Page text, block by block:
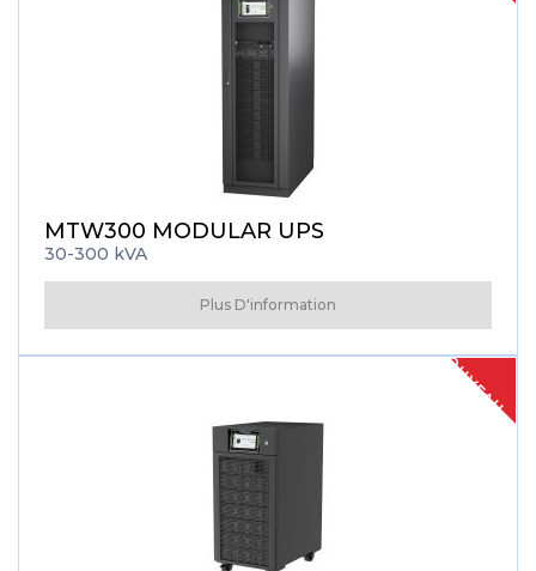
MTW300 MODULAR UPS
30-300 kVA
Plus D'information
NOUVEAU